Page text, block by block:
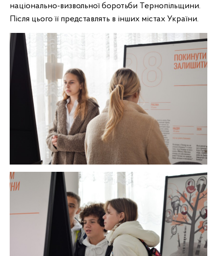
національно-визвольної боротьби Тернопільщини.
Після цього її представлять в інших містах України.